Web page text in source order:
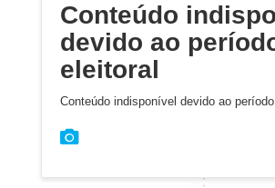
Conteúdo
devido ao
eleitoral
Conteúdo indisponível devido ao